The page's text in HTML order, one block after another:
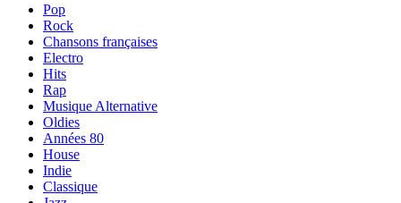
Pop
Rock
Chansons françaises
Electro
Hits
Rap
Musique Alternative
Oldies
Années 80
House
Indie
Classique